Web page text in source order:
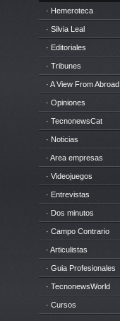
· Hemeroteca
· Silvia Leal
· Editoriales
· Tribunes
· A View From Abroad
· Opiniones
· TecnonewsCat
· Noticias
· Area empresas
· Videojuegos
· Entrevistas
· Dos minutos
· Campo Contrario
· Articulistas
· Guia Profesionales
· TecnonewsWorld
· Cursos